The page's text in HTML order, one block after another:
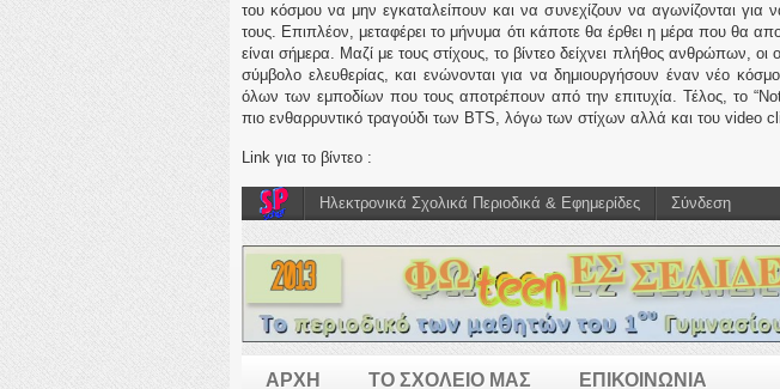
του κόσμου να μην εγκαταλείπουν και να συνεχίζουν να αγωνίζονται για
τους. Επιπλέον, μεταφέρει το μήνυμα ότι κάποτε θα έρθει η μέρα που θα
είναι σήμερα. Μαζί με τους στίχους, το βίντεο δείχνει πλήθος ανθρώπων,
σύμβολο ελευθερίας, και ενώνονται για να δημιουργήσουν έναν νέο
όλων των εμποδίων που τους αποτρέπουν από την επιτυχία. Τέλος, το
πιο ενθαρρυντικό τραγούδι των BTS, λόγω των στίχων αλλά και του video
Link για το βίντεο :